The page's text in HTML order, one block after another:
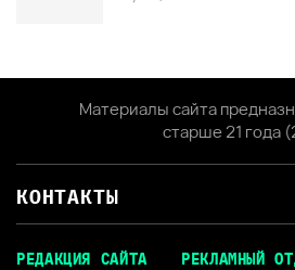
Материалы сайта
старше 21 года
КОНТАКТЫ
РЕДАКЦИЯ САЙТА РЕКЛАМНЫЙ